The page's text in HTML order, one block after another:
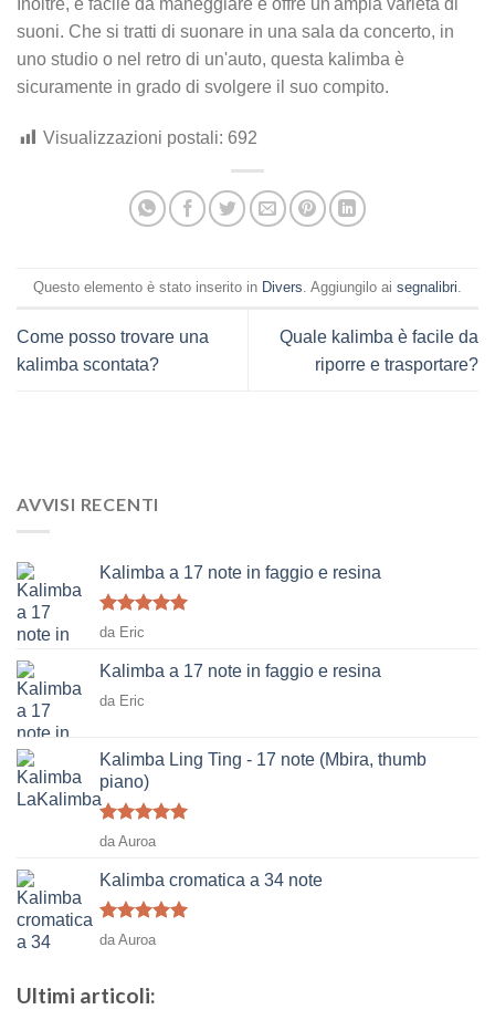
Inoltre, è facile da maneggiare e offre un'ampia varietà di
suoni. Che si tratti di suonare in una sala da concerto, in
uno studio o nel retro di un'auto, questa kalimba è
sicuramente in grado di svolgere il suo compito.
Visualizzazioni postali: 692
Questo elemento è stato inserito in Divers . Aggiungilo ai segnalibri
Come posso trovare una
kalimba scontata?
Quale kalimba è facile da
riporre e trasportare?
AVVISI RECENTI
Kalimba a 17 note in faggio e resina
Voto5
da Eric
Kalimba a 17 note in faggio e resina
da Eric
Kalimba Ling Ting - 17 note (Mbira, thumb
piano)
Voto5su
da Auroa
Kalimba cromatica a 34 note
Voto5su
da Auroa
Ultimi articoli: